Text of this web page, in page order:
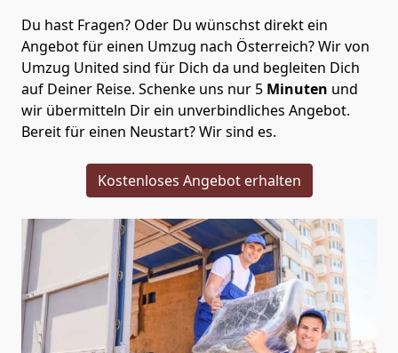
Du hast Fragen? Oder Du wünschst direkt ein
Angebot für einen Umzug nach Österreich? Wir von
Umzug United sind für Dich da und begleiten Dich
auf Deiner Reise. Schenke uns nur 5 Minuten und
wir übermitteln Dir ein unverbindliches Angebot.
Bereit für einen Neustart? Wir sind es.
Kostenloses Angebot erhalten